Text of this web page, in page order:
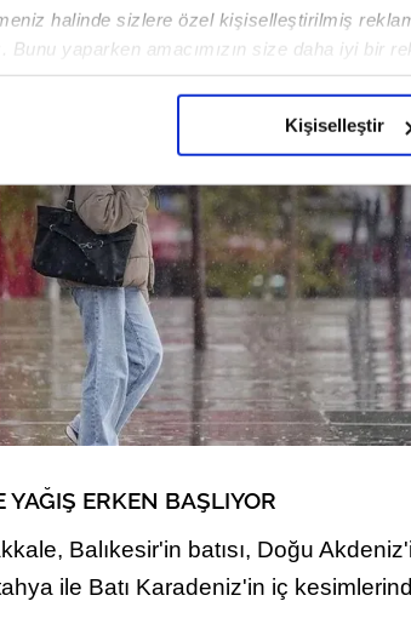
halinde sizlere özel kişiselleştirilmiş
Bunu yaparken amacımızın size daha iyi bir
elimizden gelen çabayı gösterdiğimizi ve
sunabilmek için İnternet Sitemizde
kişisel verileriniz işlenmekte olup gerekli
Diğer çerezler, sitemizin daha işlevsel
yapılması, amaçlarıyla sınırlı olarak
aşağıda yer alan panel vasıtasıyla
Bilgilendirme Metnimiziziyaret
kullanılan çerezlerle ilgili bilgi almak için lütfen
Kişiselleştir
ERKEN BAŞLIYOR
Balıkesir'in batısı, Doğu
ile Batı Karadeniz'in iç